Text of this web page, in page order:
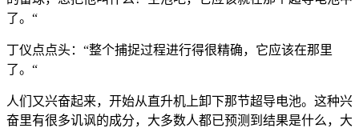
了。“
丁仪点点头：“整个捕捉过程进行得很精确，它应该在那里
了。“
人们又兴奋起来，开始从直升机上卸下那节超导电池。这种兴
奋里有很多讥讽的成分，大多数人都已预测到结果是什么，大